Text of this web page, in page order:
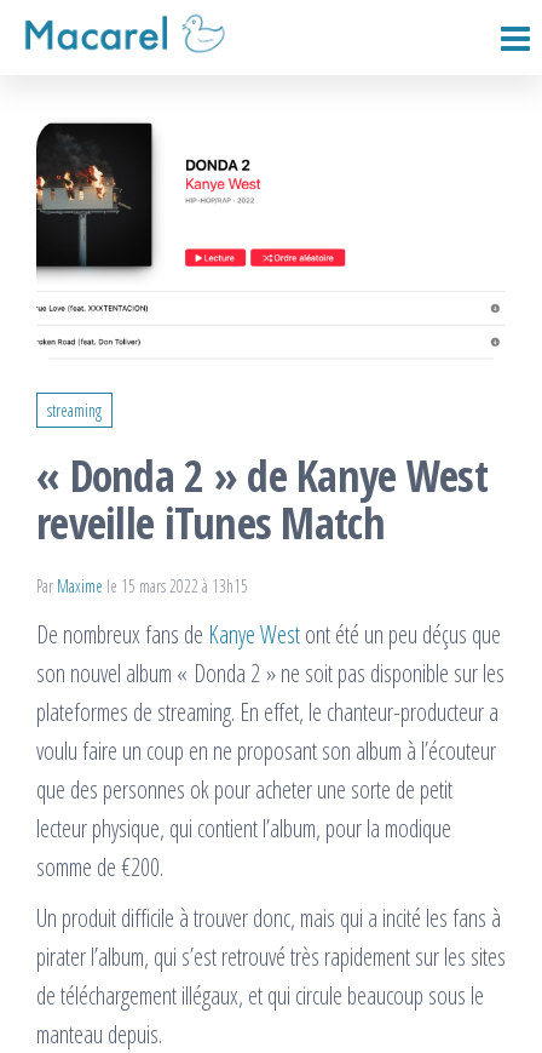
Passer
streaming
« Donda 2 » de Kanye West
reveille iTunes Match
Par Maxime le 15 mars 2022 à 13h15
De nombreux fans de Kanye Westont été un peu déçus que
son nouvel album « Donda 2 » ne soit pas disponible sur les
plateformes de streaming. En effet, le chanteur-producteur a
voulu faire un coup en ne proposant son album à l’écouteur
que des personnes ok pour acheter une sorte de petit
lecteur physique, qui contient l’album, pour la modique
somme de €200.
Un produit difficile à trouver donc, mais qui a incité les fans à
pirater l’album, qui s’est retrouvé très rapidement sur les sites
de téléchargement illégaux, et qui circule beaucoup sous le
manteau depuis.